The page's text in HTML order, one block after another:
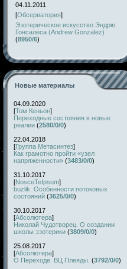
04.11.2011
[Обсерватория]
Эзотерическое искусство Эндрю
Гонсалеса (Andrew Gonzalez)
(8950/6)
Новые материалы
04.09.2020
[Том Кеньон]
Переходные состояния в новые
реалии (2580/0/0)
22.04.2018
[Группа Метасинтез]
Как грамотно пройти «узел
напряженности» (3483/0/0)
31.10.2017
[NosceTeIpsum]
buzlik. Особенности потоковых
состояний (3625/0/0)
30.10.2017
[Абсолютера]
Николай Чудотворец. О создании
школы эзотерики (3809/0/0)
25.08.2017
[Абсолютера]
О Переходе. ВЦ Плеяды. (3792/0/0)